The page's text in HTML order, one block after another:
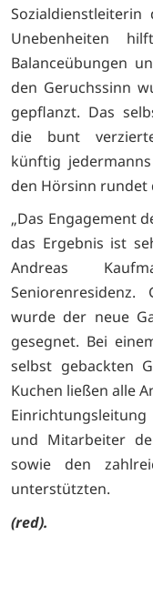
Sozialdienstleiterin
Unebenheiten
Balanceübungen
den Geruchssinn
gepflanzt. Das
die bunt
künftig
den Hörsinn rundet
„Das Engagement
das Ergebnis ist
Andreas
wurde der neue
gesegnet. Bei
selbst gebackten
Kuchen ließen alle
und Mitarbeiter
sowie den
unterstützten.
(red).